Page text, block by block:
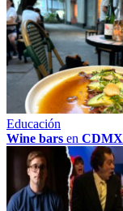
Educación
Wine bars en CDMX